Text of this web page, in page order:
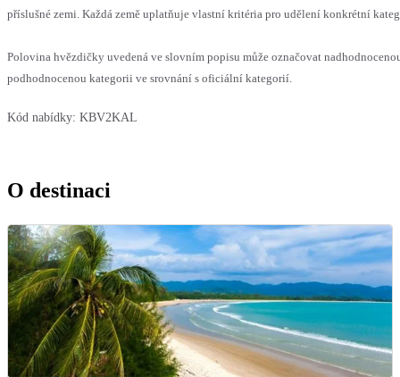
příslušné zemi. Každá země uplatňuje vlastní kritéria pro udělení konkrétní
Polovina hvězdičky uvedená ve slovním popisu může označovat
podhodnocenou kategorii ve srovnání s oficiální kategorií.
Kód nabídky: KBV2KAL
O destinaci